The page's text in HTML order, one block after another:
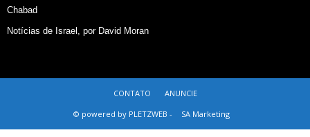
Chabad
Notícias de Israel, por David Moran
CONTATO
ANUNCIE
© powered by PLETZWEB -
SA Marketing